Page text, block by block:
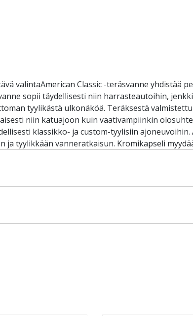
valintaAmerican Classic -teräsvanne yhdistää
sopii täydellisesti niin harrasteautoihin,
tyylikästä ulkonäköä. Teräksestä
niin katuajoon kuin vaativampiinkin
klassikko- ja custom-tyylisiin ajoneuvoihin.
tyylikkään vanneratkaisun. Kromikapseli